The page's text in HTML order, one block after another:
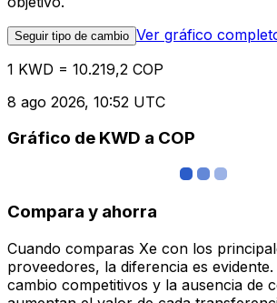
Seguir tipo de cambio Ver gráfico
1 KWD = 10.219,2 COP
8 ago 2026, 10:52 UTC
Gráfico de KWD a COP
Compara y ahorra
Cuando comparas Xe con los
proveedores, la diferencia es
cambio competitivos y la ausencia de